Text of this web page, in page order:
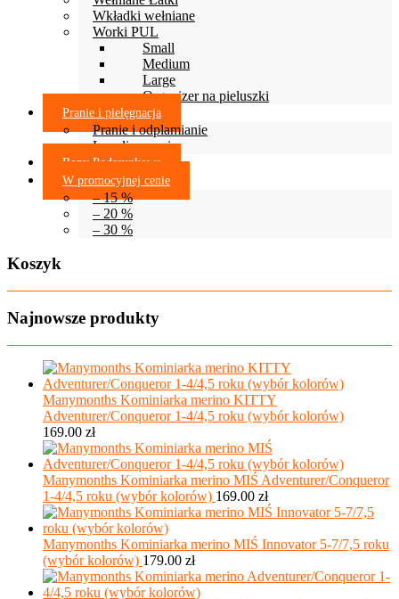
Wkładki wełniane
Worki PUL
Small
Medium
Large
Organizer na pieluszki
Pranie i pielęgnacja
Pranie i odplamianie
Lanolinowanie
Bony Podarunkowe
W promocyjnej cenie
– 15 %
– 20 %
– 30 %
Koszyk
Najnowsze produkty
Manymonths Kominiarka merino KITTY
Adventurer/Conqueror 1-4/4,5 roku (wybór kolorów)
169.00 zł
Manymonths Kominiarka merino MIŚ Adventurer/Conqueror
1-4/4,5 roku (wybór kolorów) 169.00 zł
Manymonths Kominiarka merino MIŚ Innovator 5-7/7,5 roku
(wybór kolorów) 179.00 zł